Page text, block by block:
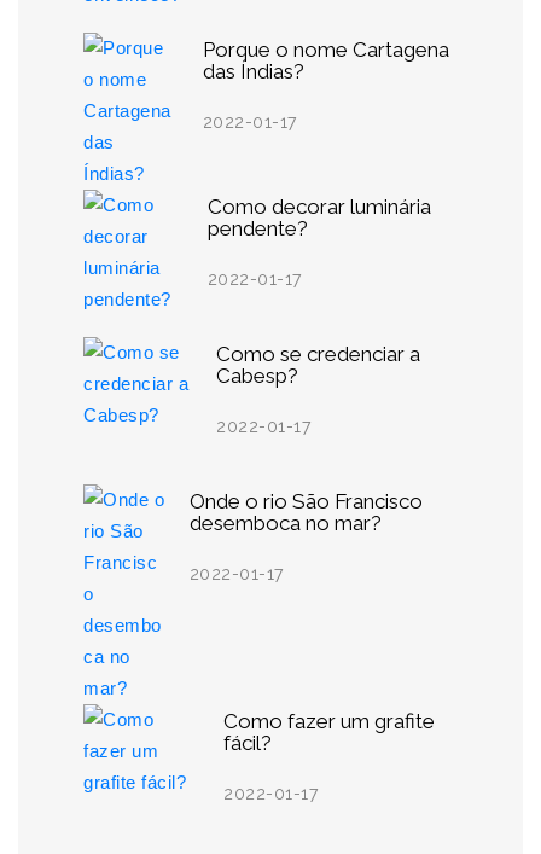
Porque o nome Cartagena
das Índias?
2022-01-17
Como decorar luminária
pendente?
2022-01-17
Como se credenciar a
Cabesp?
2022-01-17
Onde o rio São Francisco
desemboca no mar?
2022-01-17
Como fazer um grafite
fácil?
2022-01-17